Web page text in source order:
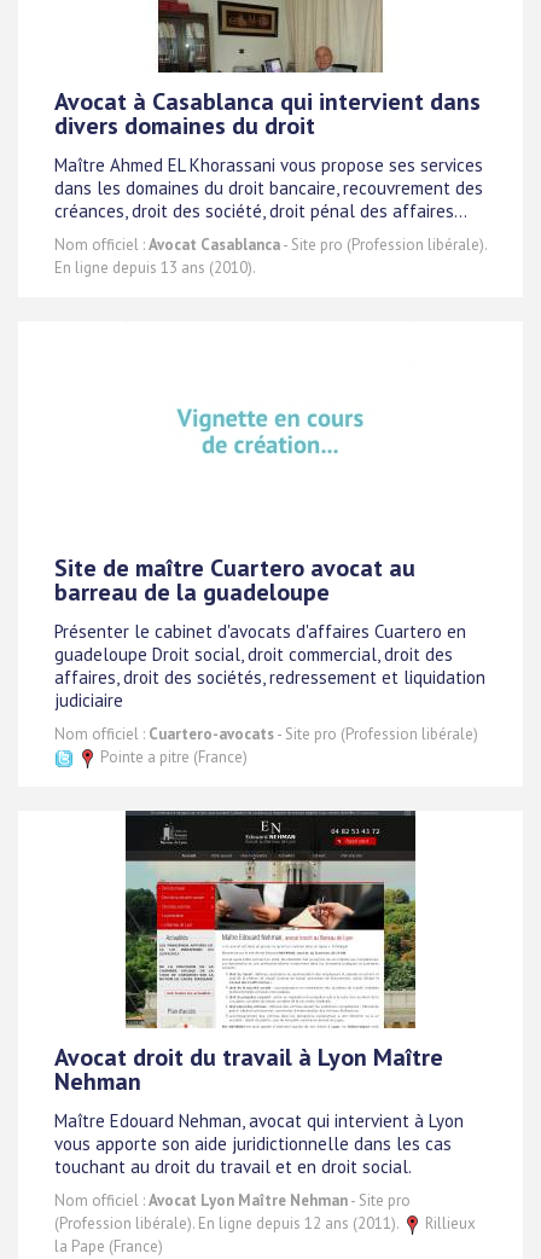
Avocat à Casablanca qui intervient dans
divers domaines du droit
Maître Ahmed EL Khorassani vous propose ses services
dans les domaines du droit bancaire, recouvrement des
créances, droit des société, droit pénal des affaires...
Nom officiel :Avocat Casablanca- Site pro (Profession libérale).
En ligne depuis 13 ans (2010).
Site de maître Cuartero avocat au
barreau de la guadeloupe
Présenter le cabinet d'avocats d'affaires Cuartero en
guadeloupe Droit social, droit commercial, droit des
affaires, droit des sociétés, redressement et liquidation
judiciaire
Nom officiel : Cuartero-avocats- Site pro (Profession libérale)
Pointe a pitre (France)
Avocat droit du travail à Lyon Maître
Nehman
Maître Edouard Nehman, avocat qui intervient à Lyon
vous apporte son aide juridictionnelle dans les cas
touchant au droit du travail et en droit social.
Nom officiel :Avocat Lyon Maître Nehman- Site pro
(Profession libérale). En ligne depuis 12 ans (2011).
Rillieux
la Pape (France)